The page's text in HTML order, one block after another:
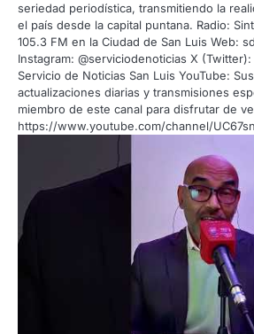
seriedad periodística, transmitiendo la
el país desde la capital puntana. Radio:
105.3 FM en la Ciudad de San Luis Web:
Instagram: @serviciodenoticias X
Servicio de Noticias San Luis YouTube:
actualizaciones diarias y transmisiones
miembro de este canal para disfrutar de
https://www.youtube.com/channel/